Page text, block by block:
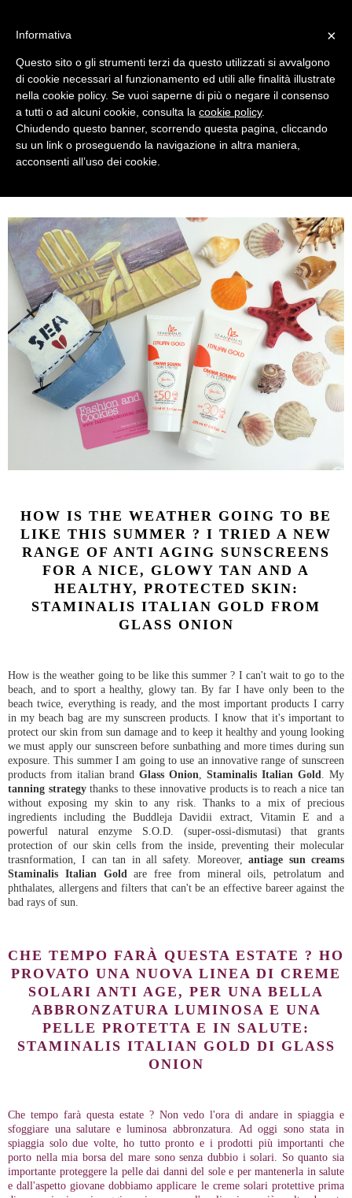
WEDNESDAY, JUNE 08, 2016
HOW IS THE WEATHER GOING TO BE
LIKE THIS SUMMER ? I TRIED A NEW
RANGE OF ANTI AGING SUNSCREENS
FOR A NICE, GLOWY TAN AND A
HEALTHY, PROTECTED SKIN:
STAMINALIS ITALIAN GOLD FROM
GLASS ONION
How is the weather going to be like this summer ? I can't wait to go to the
beach, and to sport a healthy, glowy tan. By far I have only been to the
beach twice, everything is ready, and the most important products I carry
in my beach bag are my sunscreen products. I know that it's important to
protect our skin from sun damage and to keep it healthy and young looking
we must apply our sunscreen before sunbathing and more times during sun
exposure. This summer I am going to use an innovative range of sunscreen
products from italian brand Glass Onion Staminalis Italian Gold . My
tanning strategythanks to these innovative products is to reach a nice tan
without exposing my skin to any risk. Thanks to a mix of precious
ingredients including the Buddleja Davidii extract, Vitamin E and a
powerful natural enzyme S.O.D. (super-ossi-dismutasi) that grants
protection of our skin cells from the inside, preventing their molecular
trasnformation, I can tan in all safety. Moreover,antiage sun creams
Staminalis Italian Gold are free from mineral oils, petrolatum and
phthalates, allergens and filters that can't be an effective bareer against the
bad rays of sun.
CHE TEMPO FARÀ QUESTA ESTATE ? HO
PROVATO UNA NUOVA LINEA DI CREME
SOLARI ANTI AGE, PER UNA BELLA
ABBRONZATURA LUMINOSA E UNA
PELLE PROTETTA E IN SALUTE:
STAMINALIS ITALIAN GOLD DI GLASS
ONION
Che tempo farà questa estate ? Non vedo l'ora di andare in spiaggia e
sfoggiare una salutare e luminosa abbronzatura. Ad oggi sono stata in
spiaggia solo due volte, ho tutto pronto e i prodotti più importanti che
porto nella mia borsa del mare sono senza dubbio i solari. So quanto sia
importante proteggere la pelle dai danni del sole e per mantenerla in salute
e dall'aspetto giovane dobbiamo applicare le creme solari protettive prima
×
Informativa
Questo sito o gli strumenti terzi da questo utilizzati si avvalgono
di cookie necessari al funzionamento ed utili alle finalità illustrate
nella cookie policy. Se vuoi saperne di più o negare il consenso
a tutti o ad alcuni cookie, consulta la cookie policy.
Chiudendo questo banner, scorrendo questa pagina, cliccando
su un link o proseguendo la navigazione in altra maniera,
acconsenti all’uso dei cookie.